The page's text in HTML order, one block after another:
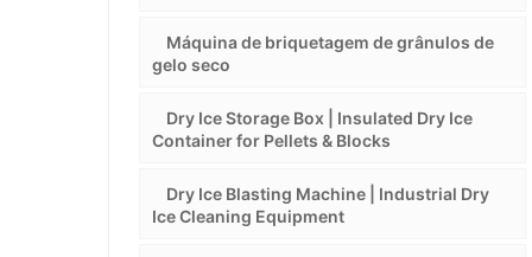
Máquina de briquetagem de grânulos de
gelo seco
Dry Ice Storage Box | Insulated Dry Ice
Container for Pellets & Blocks
Dry Ice Blasting Machine | Industrial Dry
Ice Cleaning Equipment